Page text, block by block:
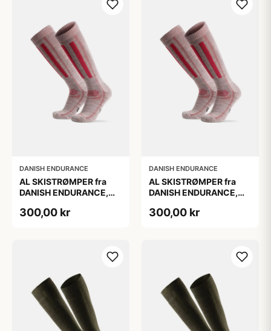
DANISH ENDURANCE
AL SKISTRØMPER fra
DANISH ENDURANCE,
300,00 kr
DANISH ENDURANCE
AL SKISTRØMPER fra
DANISH ENDURANCE,
300,00 kr